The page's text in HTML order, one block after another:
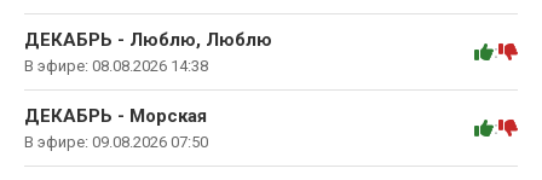
ДЕКАБРЬ - Люблю, Люблю
В эфире: 08.08.2026 14:38
:
ДЕКАБРЬ - Морская
В эфире: 09.08.2026 07:50
: